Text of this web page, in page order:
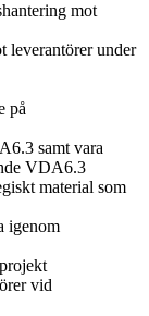
mot
leverantörer under
på
samt vara
VDA6.3
material som
igenom
vid